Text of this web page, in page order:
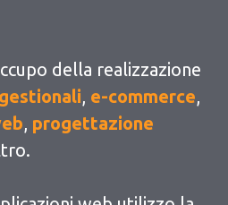
della realizzazione
gestionali, e-commerce,
, progettazione